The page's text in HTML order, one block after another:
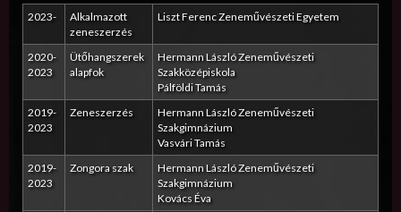
2023-
Alkalmazott
zeneszerzés
Liszt Ferenc Zeneművészeti Egyetem
2020-
2023
Ütőhangszerek
alapfok
Hermann László Zeneművészeti
Szakközépiskola
Pálföldi Tamás
2019-
2023
Zeneszerzés
Hermann László Zeneművészeti
Szakgimnázium
Vasvári Tamás
2019-
2023
Zongora szak
Hermann László Zeneművészeti
Szakgimnázium
Kovács Éva